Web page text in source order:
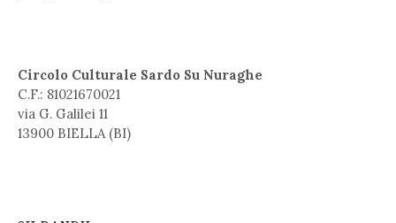
Circolo Culturale Sardo Su Nuraghe
C.F.: 81021670021
via G. Galilei 11
13900 BIELLA (BI)